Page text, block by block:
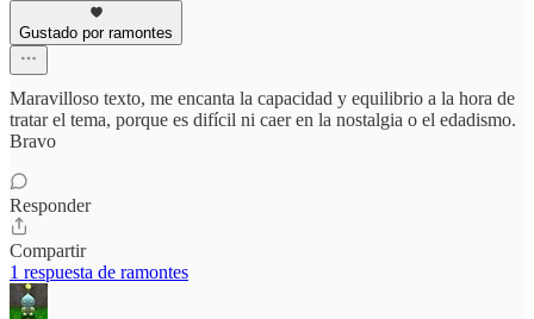
Gustado por ramontes
Maravilloso texto, me encanta la capacidad y equilibrio a la hora de
tratar el tema, porque es difícil ni caer en la nostalgia o el edadismo.
Bravo
Responder
Compartir
1 respuesta de ramontes